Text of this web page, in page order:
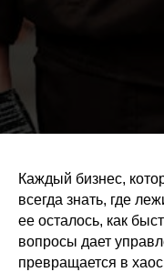
Каждый бизнес,
всегда знать, где
ее осталось, как
вопросы дает
превращается в